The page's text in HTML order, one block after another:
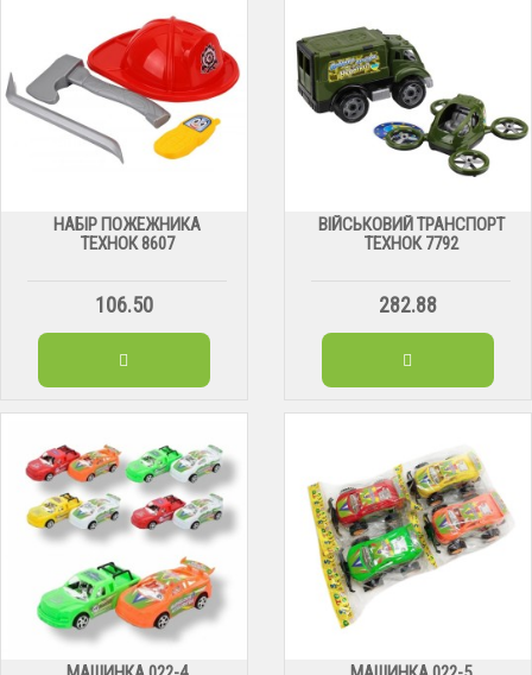
НАБІР ПОЖЕЖНИКА
ТЕХНОК 8607
106.50
ВІЙСЬКОВИЙ ТРАНСПОРТ
ТЕХНОК 7792
282.88